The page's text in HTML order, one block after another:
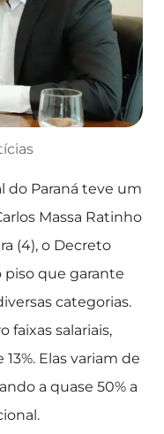
do Paraná teve um
Massa Ratinho
(4), o Decreto
piso que garante
categorias.
faixas salariais,
Elas variam de
a quase 50% a